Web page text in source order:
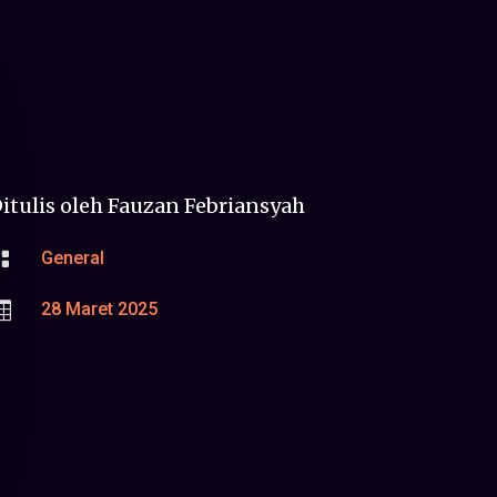
olehFauzan Febriansyah
General
28 Maret 2025